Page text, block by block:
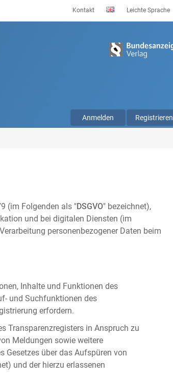
Kontakt Leichte Sprache
Anmelden Registrieren
(im Folgenden als "DSGVO" bezeichnet),
und bei digitalen Diensten (im
personenbezogener Daten beim
Inhalte und Funktionen des
und Suchfunktionen des
erfordern.
Transparenzregisters in Anspruch zu
Meldungen sowie weitere
Gesetzes über das Aufspüren von
und der hierzu erlassenen